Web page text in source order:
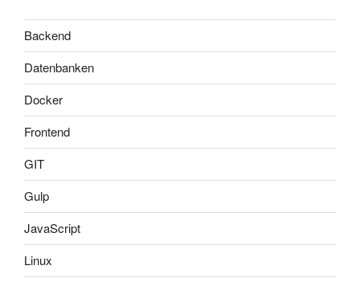
Backend
Datenbanken
Docker
Frontend
GIT
Gulp
JavaScript
Linux